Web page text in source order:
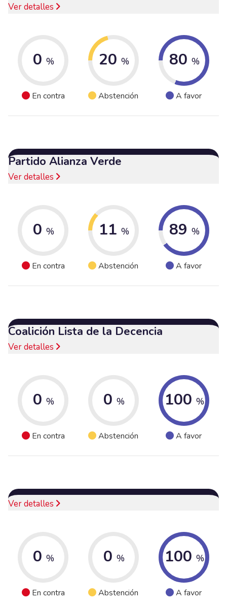
Ver detalles
0 %
En contra
20 %
Abstención
80 %
A favor
Partido Alianza Verde
Ver detalles
0 %
En contra
11 %
Abstención
89 %
A favor
Coalición Lista de la Decencia
Ver detalles
0 %
En contra
0 %
Abstención
100 %
A favor
Ver detalles
0 %
En contra
0 %
Abstención
100 %
A favor